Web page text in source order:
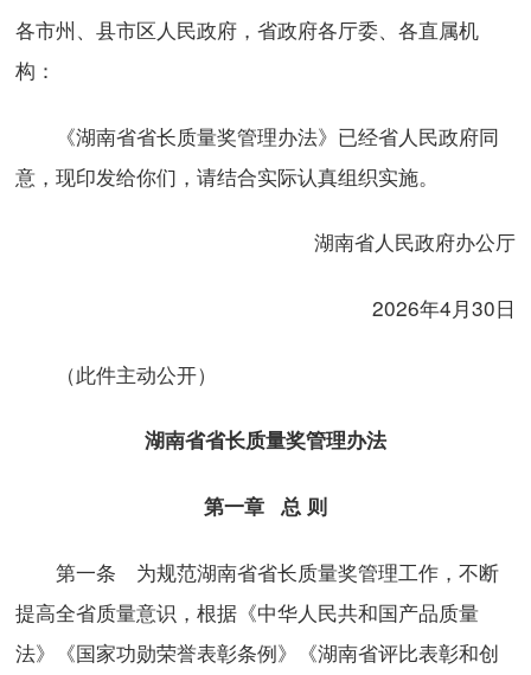
各市州、县市区人民政府，省政府各厅委、各直属机
构：
《湖南省省长质量奖管理办法》已经省人民政府同
意，现印发给你们，请结合实际认真组织实施。
湖南省人民政府办公厅
2026年4月30日
（此件主动公开）
湖南省省长质量奖管理办法
第一章 总 则
第一条 为规范湖南省省长质量奖管理工作，不断
提高全省质量意识，根据《中华人民共和国产品质量
法》《国家功勋荣誉表彰条例》《湖南省评比表彰和创